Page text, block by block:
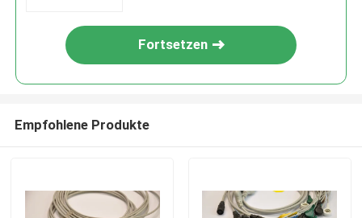
Fortsetzen
Empfohlene Produkte